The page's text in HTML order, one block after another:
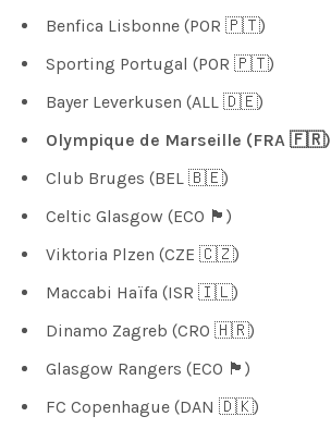
Benfica Lisbonne (POR 🇵🇹)
Sporting Portugal (POR 🇵🇹)
Bayer Leverkusen (ALL 🇩🇪)
Olympique de Marseille (FRA 🇫🇷)
Club Bruges (BEL 🇧🇪)
Celtic Glasgow (ECO 🏴󠁧󠁢󠁳󠁣󠁴󠁿)
Viktoria Plzen (CZE 🇨🇿)
Maccabi Haïfa (ISR 🇮🇱)
Dinamo Zagreb (CRO 🇭🇷)
Glasgow Rangers (ECO 🏴󠁧󠁢󠁳󠁣󠁴󠁿)
FC Copenhague (DAN 🇩🇰)